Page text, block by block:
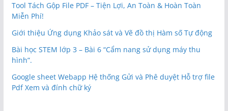
Tool Tách Gộp File PDF – Tiện Lợi, An Toàn & Hoàn Toàn
Miễn Phí!
Giới thiệu Ứng dụng Khảo sát và Vẽ đồ thị Hàm số Tự động
Bài học STEM lớp 3 – Bài 6 “Cẩm nang sử dụng máy thu
hình”.
Google sheet Webapp Hệ thống Gửi và Phê duyệt Hỗ trợ file
Pdf Xem và đính chữ ký